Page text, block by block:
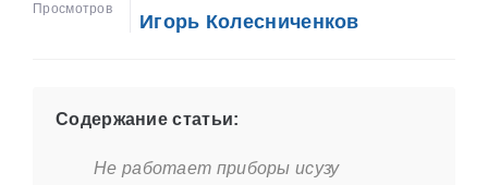
Просмотров
Игорь Колесниченков
Содержание статьи:
Не работает приборы исузу